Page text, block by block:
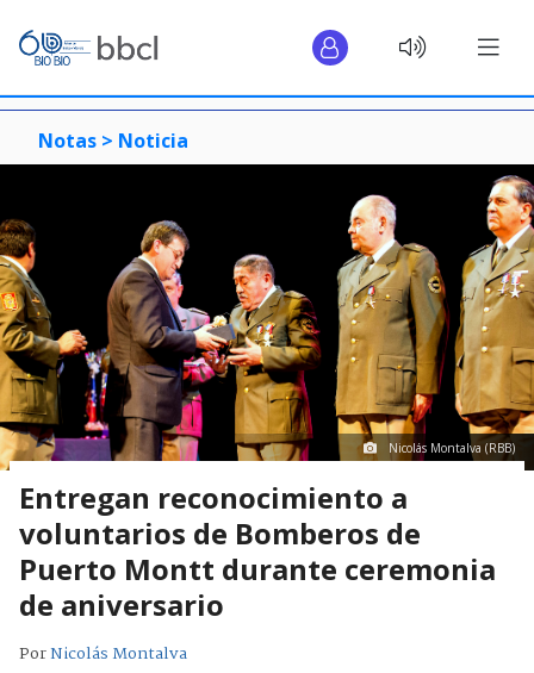
Notas > Noticia
Nicolás Montalva (RBB)
Entregan reconocimiento a
voluntarios de Bomberos de
Puerto Montt durante ceremonia
de aniversario
PorNicolás Montalva